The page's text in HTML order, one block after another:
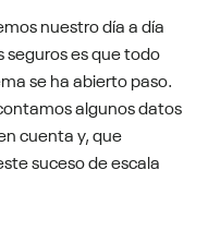
nuestro día a día
seguros es que todo
se ha abierto paso.
algunos datos
cuenta y, que
suceso de escala